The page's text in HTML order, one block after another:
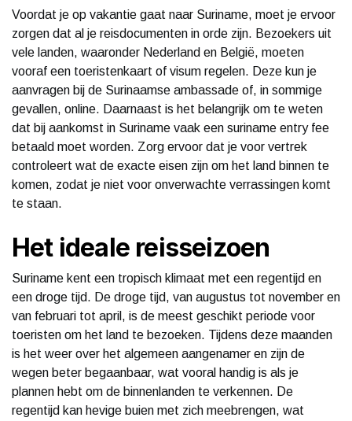
Voordat je op vakantie gaat naar Suriname, moet je ervoor
zorgen dat al je reisdocumenten in orde zijn. Bezoekers uit
vele landen, waaronder Nederland en België, moeten
vooraf een toeristenkaart of visum regelen. Deze kun je
aanvragen bij de Surinaamse ambassade of, in sommige
gevallen, online. Daarnaast is het belangrijk om te weten
dat bij aankomst in Suriname vaak een suriname entry fee
betaald moet worden. Zorg ervoor dat je voor vertrek
controleert wat de exacte eisen zijn om het land binnen te
komen, zodat je niet voor onverwachte verrassingen komt
te staan.
Het ideale reisseizoen
Suriname kent een tropisch klimaat met een regentijd en
een droge tijd. De droge tijd, van augustus tot november en
van februari tot april, is de meest geschikt periode voor
toeristen om het land te bezoeken. Tijdens deze maanden
is het weer over het algemeen aangenamer en zijn de
wegen beter begaanbaar, wat vooral handig is als je
plannen hebt om de binnenlanden te verkennen. De
regentijd kan hevige buien met zich meebrengen, wat